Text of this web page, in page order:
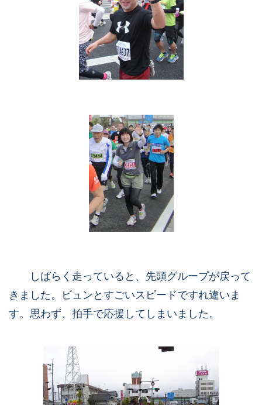
しばらく走っていると、先頭グループが戻って
きました。ビュンとすごいスピードですれ違いま
す。思わず、拍手で応援してしまいました。